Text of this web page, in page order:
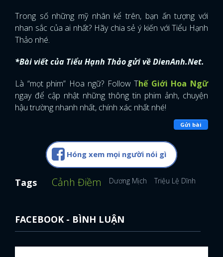
Trong số những mỹ nhân kể trên, bạn ấn tượng với
nhan sắc của ai nhất? Hãy chia sẻ ý kiến với Tiểu Hạnh
Thảo nhé.
*Bài viết của Tiểu Hạnh Thảo gửi về DienAnh.Net.
Là “mọt phim” Hoa ngữ? Follow Thế Giới Hoa Ngữ
ngay để cập nhật những thông tin phim ảnh, chuyện
hậu trường nhanh nhất, chính xác nhất nhé!
Gửi bài
Hóng xem mọi người nói gì
Tags Cảnh Điềm Dương Mịch Triệu Lệ Dĩnh
FACEBOOK - BÌNH LUẬN